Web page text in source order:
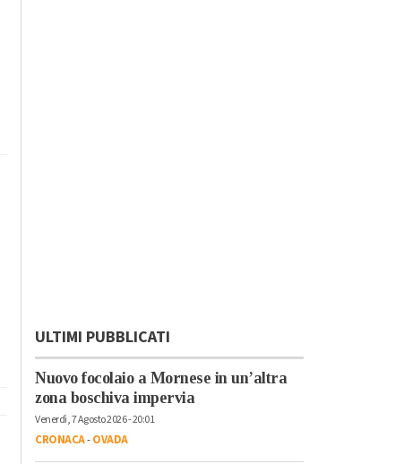
ULTIMI PUBBLICATI
Nuovo focolaio a Mornese in un’altra
zona boschiva impervia
Venerdì, 7 Agosto 2026 - 20:01
CRONACA-OVADA